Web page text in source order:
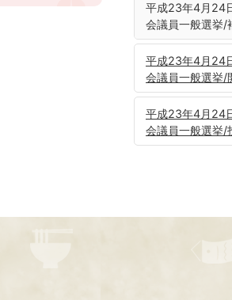
平成23年4月24
会議員一般選挙/
平成23年4月24
会議員一般選挙/
平成23年4月24
会議員一般選挙/